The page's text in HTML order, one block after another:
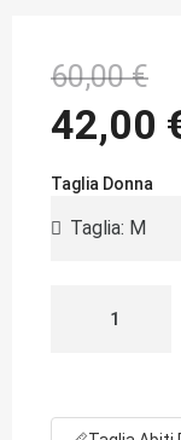
60,00 €
42,00
Taglia Donna